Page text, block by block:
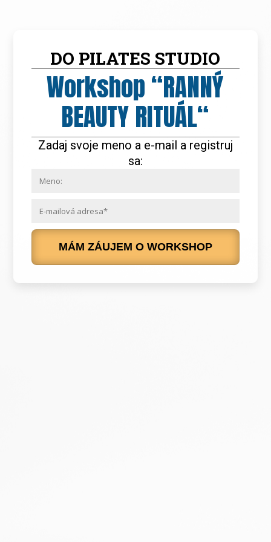
DO PILATES STUDIO
Workshop “RANNÝ
BEAUTY RITUÁL“
Zadaj svoje meno a e-mail a registruj
sa:
MÁM ZÁUJEM O WORKSHOP